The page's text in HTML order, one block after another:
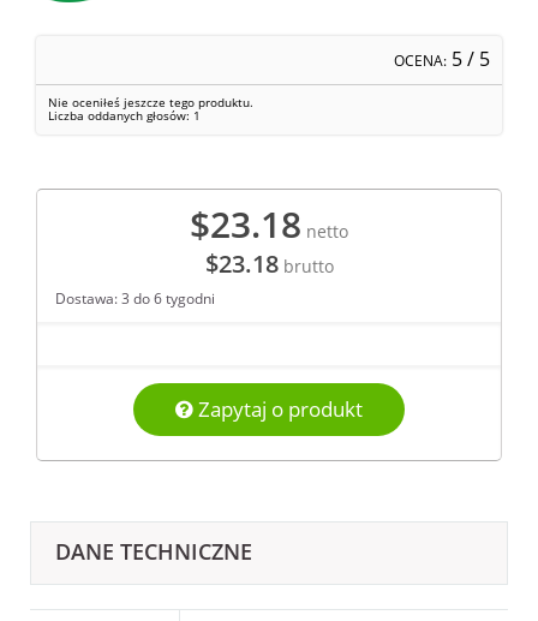
OCENA: 5/ 5
Nie oceniłeś jeszcze tego produktu.
Liczba oddanych głosów: 1
$23.18 netto
$23.18brutto
Dostawa: 3 do 6 tygodni
Zapytaj o produkt
DANE TECHNICZNE